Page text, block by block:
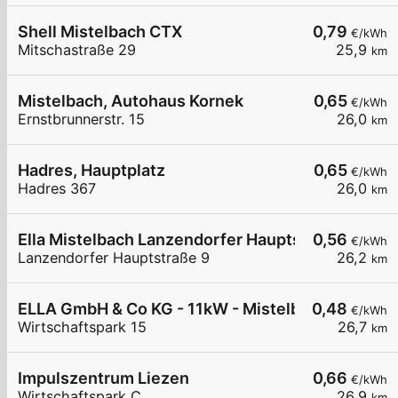
0,79 €/kWh
25,9 km
Shell Mistelbach CTX
Mitschastraße 29
0,65 €/kWh
26,0 km
Mistelbach, Autohaus Kornek
Ernstbrunnerstr. 15
0,65 €/kWh
26,0 km
Hadres, Hauptplatz
Hadres 367
0,56 €/kWh
26,2 km
Ella Mistelbach Lanzendorfer Hauptstraße 9
Lanzendorfer Hauptstraße 9
0,48 €/kWh
26,7 km
ELLA GmbH & Co KG - 11kW - Mistelbach -
Wirtschaftspark 15
0,66 €/kWh
Impulszentrum Liezen